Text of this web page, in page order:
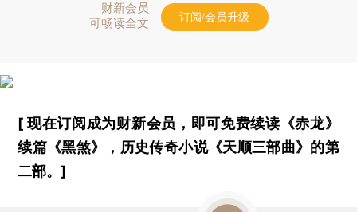
财新会员
可畅读全文
订阅/会员升级
[现在订阅 成为财新会员，即可免费续读《赤龙》
续篇《黑煞》，历史传奇小说《天顺三部曲》的第
二部。]